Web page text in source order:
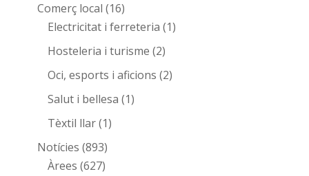
Comerç local (16)
Electricitat i ferreteria (1)
Hosteleria i turisme (2)
Oci, esports i aficions (2)
Salut i bellesa (1)
Tèxtil llar(1)
Notícies (893)
Àrees (627)